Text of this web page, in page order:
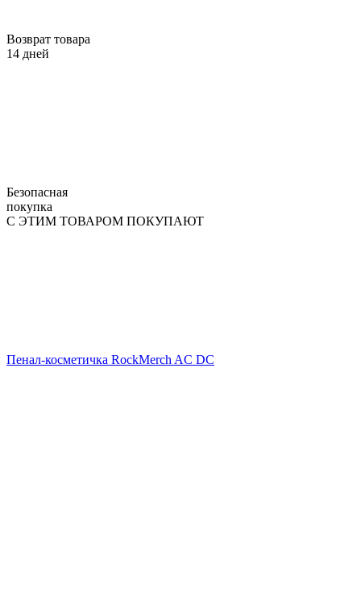
Возврат товара
14 дней
Безопасная
покупка
С ЭТИМ ТОВАРОМ ПОКУПАЮТ
Пенал-косметичка RockMerch AC DC